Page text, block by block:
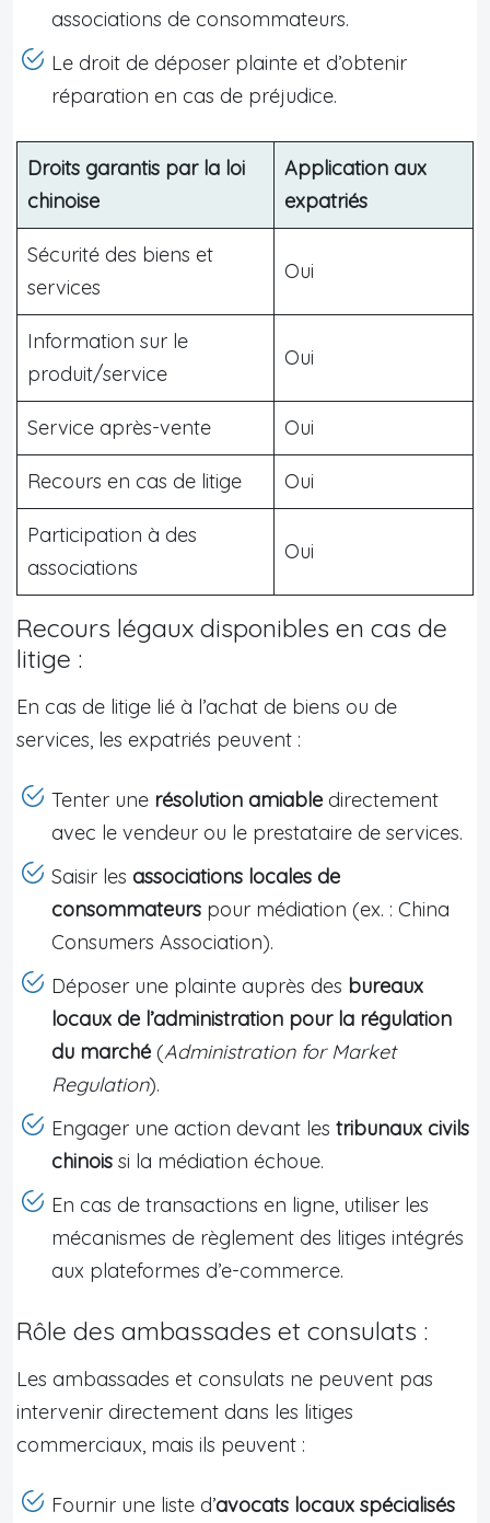
associations de consommateurs.
Le droit de déposer plainte et d’obtenir
réparation en cas de préjudice.
Droits garantis par la loi
chinoise
Application aux
expatriés
Sécurité des biens et
services
Oui
Information sur le
produit/service
Oui
Service après-vente Oui
Recours en cas de litige Oui
Participation à des
associations
Oui
Recours légaux disponibles en cas de
litige :
En cas de litige lié à l’achat de biens ou de
services, les expatriés peuvent :
Tenter une résolution amiable directement
avec le vendeur ou le prestataire de services.
Saisir les associations locales de
consommateurs pour médiation (ex. : China
Consumers Association).
Déposer une plainte auprès des bureaux
locaux de l’administration pour la régulation
du marché (Administration for Market
Regulation).
Engager une action devant les tribunaux civils
chinois si la médiation échoue.
En cas de transactions en ligne, utiliser les
mécanismes de règlement des litiges intégrés
aux plateformes d’e-commerce.
Rôle des ambassades et consulats :
Les ambassades et consulats ne peuvent pas
intervenir directement dans les litiges
commerciaux, mais ils peuvent :
Fournir une liste d’avocats locaux spécialisés